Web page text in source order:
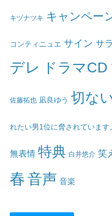
キヅナツキ キャンペー
コンティニュエ サイン サ
デレ
ドラマCD
佐藤拓也 凪良ゆう 切な
れたい男1位に脅されています
無表情 特典 白井悠介 笑
春音声 音楽